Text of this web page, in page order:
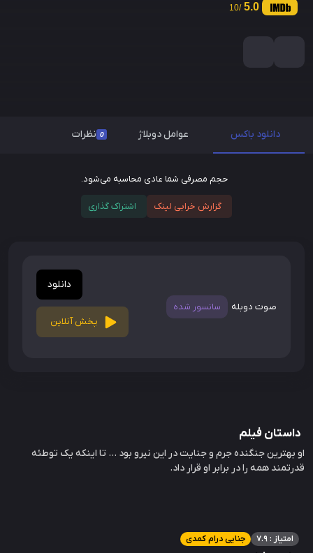
5.0
/10
دانلود باکس عوامل دوبلاژ 0 نظرات
حجم مصرفی شما عادی محاسبه می‌شود.
گزارش خرابی لینک اشتراک گذاری
صوت دوبله سانسور شده
دانلود
پخش آنلاین
داستان فیلم
او بهترین جنگنده جرم و جنایت در این نیرو بود ... تا اینکه یک توطئه
قدرتمند همه را در برابر او قرار داد.
جنایی درام کمدی امتیاز : 7.9